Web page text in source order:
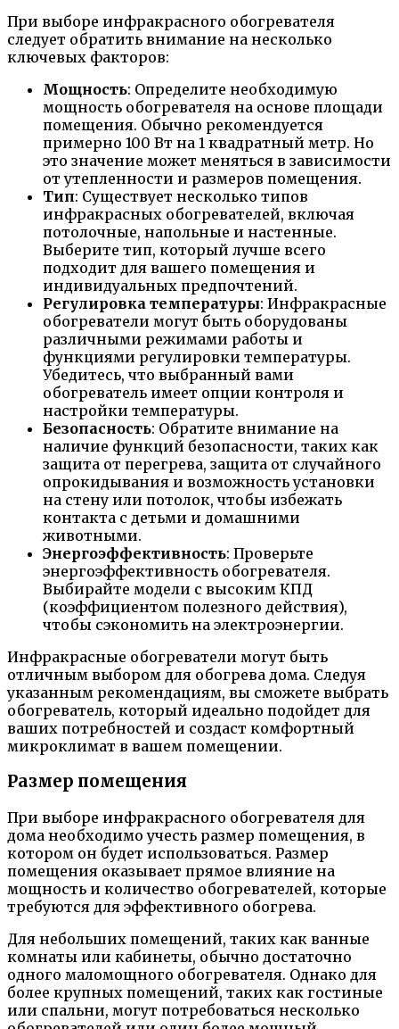
При выборе инфракрасного обогревателя
следует обратить внимание на несколько
ключевых факторов:
Мощность: Определите необходимую
мощность обогревателя на основе площади
помещения. Обычно рекомендуется
примерно 100 Вт на 1 квадратный метр. Но
это значение может меняться в зависимости
от утепленности и размеров помещения.
Тип: Существует несколько типов
инфракрасных обогревателей, включая
потолочные, напольные и настенные.
Выберите тип, который лучше всего
подходит для вашего помещения и
индивидуальных предпочтений.
Регулировка температуры: Инфракрасные
обогреватели могут быть оборудованы
различными режимами работы и
функциями регулировки температуры.
Убедитесь, что выбранный вами
обогреватель имеет опции контроля и
настройки температуры.
Безопасность: Обратите внимание на
наличие функций безопасности, таких как
защита от перегрева, защита от случайного
опрокидывания и возможность установки
на стену или потолок, чтобы избежать
контакта с детьми и домашними
животными.
Энергоэффективность: Проверьте
энергоэффективность обогревателя.
Выбирайте модели с высоким КПД
(коэффициентом полезного действия),
чтобы сэкономить на электроэнергии.
Инфракрасные обогреватели могут быть
отличным выбором для обогрева дома. Следуя
указанным рекомендациям, вы сможете выбрать
обогреватель, который идеально подойдет для
ваших потребностей и создаст комфортный
микроклимат в вашем помещении.
Размер помещения
При выборе инфракрасного обогревателя для
дома необходимо учесть размер помещения, в
котором он будет использоваться. Размер
помещения оказывает прямое влияние на
мощность и количество обогревателей, которые
требуются для эффективного обогрева.
Для небольших помещений, таких как ванные
комнаты или кабинеты, обычно достаточно
одного маломощного обогревателя. Однако для
более крупных помещений, таких как гостиные
или спальни, могут потребоваться несколько